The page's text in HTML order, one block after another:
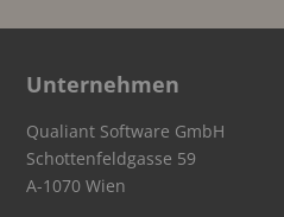
Unternehmen
Qualiant Software GmbH
Schottenfeldgasse 59
A-1070 Wien